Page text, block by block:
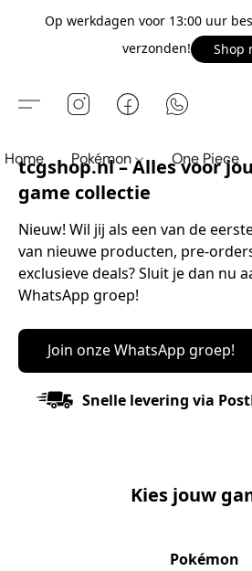
Op werkdagen voor 13:00 uur
verzonden!
Shop
Home Pokémon One Piece
tcgshop.nl – Alles voor
game collectie
Nieuw! Wil jij als een van de
van nieuwe producten, pre-
exclusieve deals? Sluit je dan nu
WhatsApp groep!
Join onze WhatsApp groep!
Snelle levering via
Kies jouw
Pokémon